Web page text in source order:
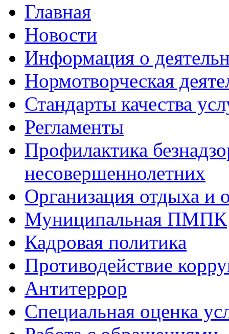
Главная
Новости
Информация о
Нормотворческая
Стандарты качества
Регламенты
Профилактика
несовершеннолетних
Организация отдыха и
Муниципальная ПМПК
Кадровая политика
Противодействие
Антитеррор
Специальная оценка